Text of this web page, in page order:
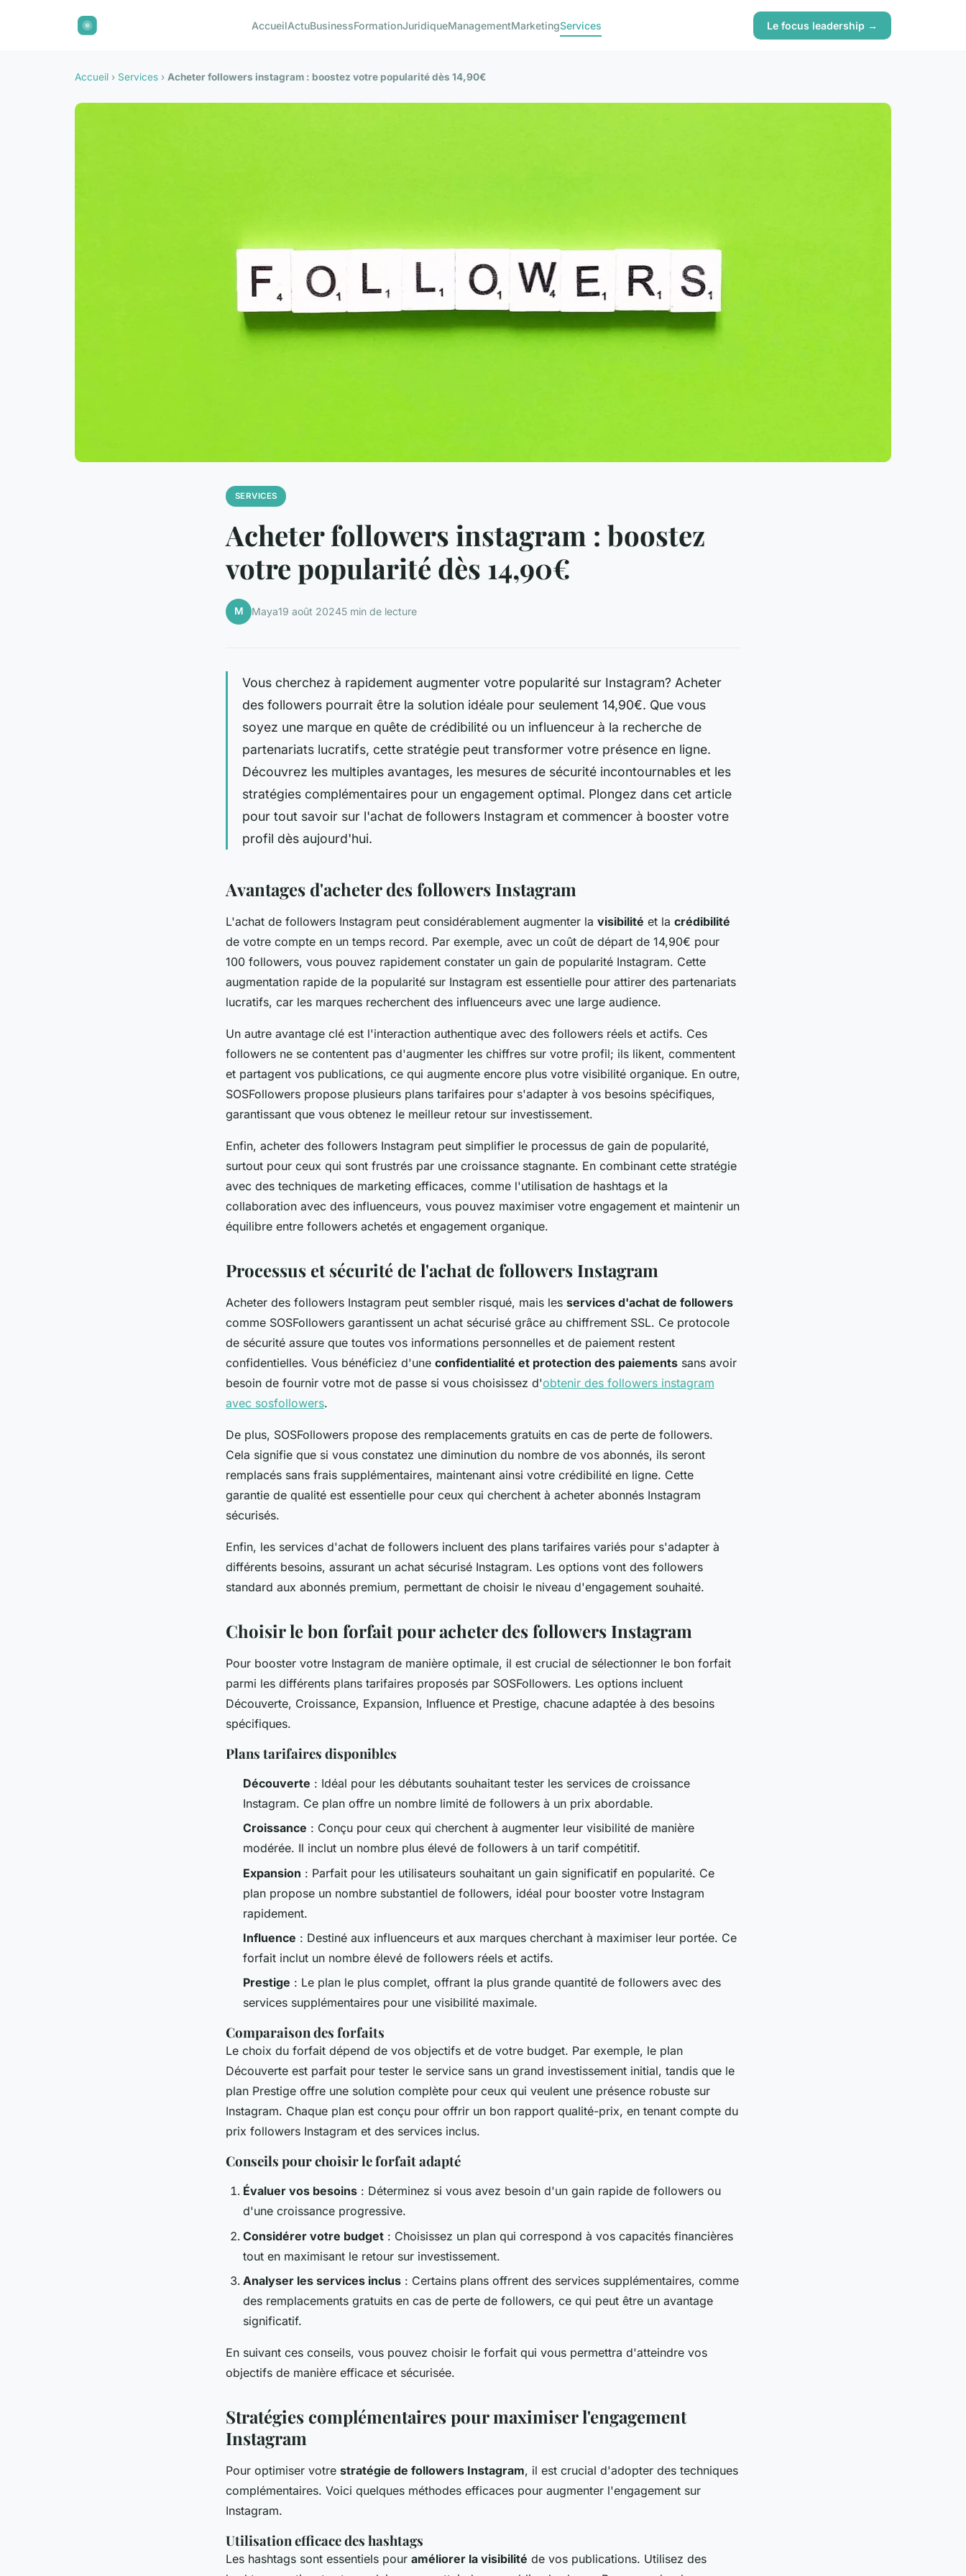
AccueilActuBusinessFormationJuridiqueManagementMarketingServices Le focus leadership →
Accueil › Services › Acheter followers instagram : boostez votre popularité dès 14,90€
SERVICES
Acheter followers instagram : boostez
votre popularité dès 14,90€
M Maya19 août 20245 min de lecture
Vous cherchez à rapidement augmenter votre popularité sur Instagram? Acheter
des followers pourrait être la solution idéale pour seulement 14,90€. Que vous
soyez une marque en quête de crédibilité ou un influenceur à la recherche de
partenariats lucratifs, cette stratégie peut transformer votre présence en ligne.
Découvrez les multiples avantages, les mesures de sécurité incontournables et les
stratégies complémentaires pour un engagement optimal. Plongez dans cet article
pour tout savoir sur l'achat de followers Instagram et commencer à booster votre
profil dès aujourd'hui.
Avantages d'acheter des followers Instagram
L'achat de followers Instagram peut considérablement augmenter la visibilité et la crédibilité
de votre compte en un temps record. Par exemple, avec un coût de départ de 14,90€ pour
100 followers, vous pouvez rapidement constater un gain de popularité Instagram. Cette
augmentation rapide de la popularité sur Instagram est essentielle pour attirer des partenariats
lucratifs, car les marques recherchent des influenceurs avec une large audience.
Un autre avantage clé est l'interaction authentique avec des followers réels et actifs. Ces
followers ne se contentent pas d'augmenter les chiffres sur votre profil; ils likent, commentent
et partagent vos publications, ce qui augmente encore plus votre visibilité organique. En outre,
SOSFollowers propose plusieurs plans tarifaires pour s'adapter à vos besoins spécifiques,
garantissant que vous obtenez le meilleur retour sur investissement.
Enfin, acheter des followers Instagram peut simplifier le processus de gain de popularité,
surtout pour ceux qui sont frustrés par une croissance stagnante. En combinant cette stratégie
avec des techniques de marketing efficaces, comme l'utilisation de hashtags et la
collaboration avec des influenceurs, vous pouvez maximiser votre engagement et maintenir un
équilibre entre followers achetés et engagement organique.
Processus et sécurité de l'achat de followers Instagram
Acheter des followers Instagram peut sembler risqué, mais les services d'achat de followers
comme SOSFollowers garantissent un achat sécurisé grâce au chiffrement SSL. Ce protocole
de sécurité assure que toutes vos informations personnelles et de paiement restent
confidentielles. Vous bénéficiez d'une confidentialité et protection des paiements sans avoir
besoin de fournir votre mot de passe si vous choisissez d'obtenir des followers instagram
avec sosfollowers.
De plus, SOSFollowers propose des remplacements gratuits en cas de perte de followers.
Cela signifie que si vous constatez une diminution du nombre de vos abonnés, ils seront
remplacés sans frais supplémentaires, maintenant ainsi votre crédibilité en ligne. Cette
garantie de qualité est essentielle pour ceux qui cherchent à acheter abonnés Instagram
sécurisés.
Enfin, les services d'achat de followers incluent des plans tarifaires variés pour s'adapter à
différents besoins, assurant un achat sécurisé Instagram. Les options vont des followers
standard aux abonnés premium, permettant de choisir le niveau d'engagement souhaité.
Choisir le bon forfait pour acheter des followers Instagram
Pour booster votre Instagram de manière optimale, il est crucial de sélectionner le bon forfait
parmi les différents plans tarifaires proposés par SOSFollowers. Les options incluent
Découverte, Croissance, Expansion, Influence et Prestige, chacune adaptée à des besoins
spécifiques.
Plans tarifaires disponibles
Découverte : Idéal pour les débutants souhaitant tester les services de croissance
Instagram. Ce plan offre un nombre limité de followers à un prix abordable.
Croissance : Conçu pour ceux qui cherchent à augmenter leur visibilité de manière
modérée. Il inclut un nombre plus élevé de followers à un tarif compétitif.
Expansion : Parfait pour les utilisateurs souhaitant un gain significatif en popularité. Ce
plan propose un nombre substantiel de followers, idéal pour booster votre Instagram
rapidement.
Influence : Destiné aux influenceurs et aux marques cherchant à maximiser leur portée. Ce
forfait inclut un nombre élevé de followers réels et actifs.
Prestige : Le plan le plus complet, offrant la plus grande quantité de followers avec des
services supplémentaires pour une visibilité maximale.
Comparaison des forfaits
Le choix du forfait dépend de vos objectifs et de votre budget. Par exemple, le plan
Découverte est parfait pour tester le service sans un grand investissement initial, tandis que le
plan Prestige offre une solution complète pour ceux qui veulent une présence robuste sur
Instagram. Chaque plan est conçu pour offrir un bon rapport qualité-prix, en tenant compte du
prix followers Instagram et des services inclus.
Conseils pour choisir le forfait adapté
Évaluer vos besoins : Déterminez si vous avez besoin d'un gain rapide de followers ou
d'une croissance progressive.
Considérer votre budget : Choisissez un plan qui correspond à vos capacités financières
tout en maximisant le retour sur investissement.
Analyser les services inclus : Certains plans offrent des services supplémentaires, comme
des remplacements gratuits en cas de perte de followers, ce qui peut être un avantage
significatif.
En suivant ces conseils, vous pouvez choisir le forfait qui vous permettra d'atteindre vos
objectifs de manière efficace et sécurisée.
Stratégies complémentaires pour maximiser l'engagement
Instagram
Pour optimiser votre stratégie de followers Instagram, il est crucial d'adopter des techniques
complémentaires. Voici quelques méthodes efficaces pour augmenter l'engagement sur
Instagram.
Utilisation efficace des hashtags
Les hashtags sont essentiels pour améliorer la visibilité de vos publications. Utilisez des